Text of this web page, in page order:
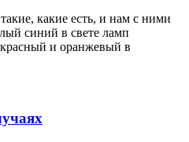
какие есть, и нам с ними
синий в свете ламп
и оранжевый в